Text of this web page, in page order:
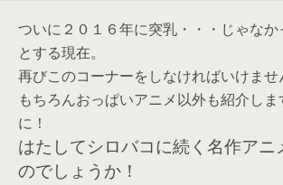
ついに２０１６年に突乳・・・じゃなか
とする現在。
再びこのコーナーをしなければいけませ
もちろんおっぱいアニメ以外も紹介し
に！
はたしてシロバコに続く名作アニ
のでしょうか！